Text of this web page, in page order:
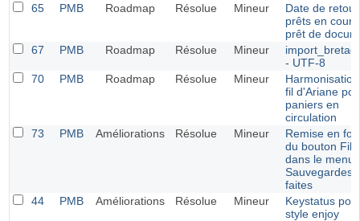
65
PMB Roadmap Résolue Mineur
Date de
prêts en
prêt de
67
PMB Roadmap Résolue Mineur
- UTF-8
70
PMB Roadmap Résolue Mineur
fil d'Ariane
paniers en
circulation
73
PMB Améliorations Résolue Mineur
Remise en
du bouton
dans le menu
Sauvegardes
faites
44
PMB Améliorations Résolue Mineur
Keystatus
style enjoy